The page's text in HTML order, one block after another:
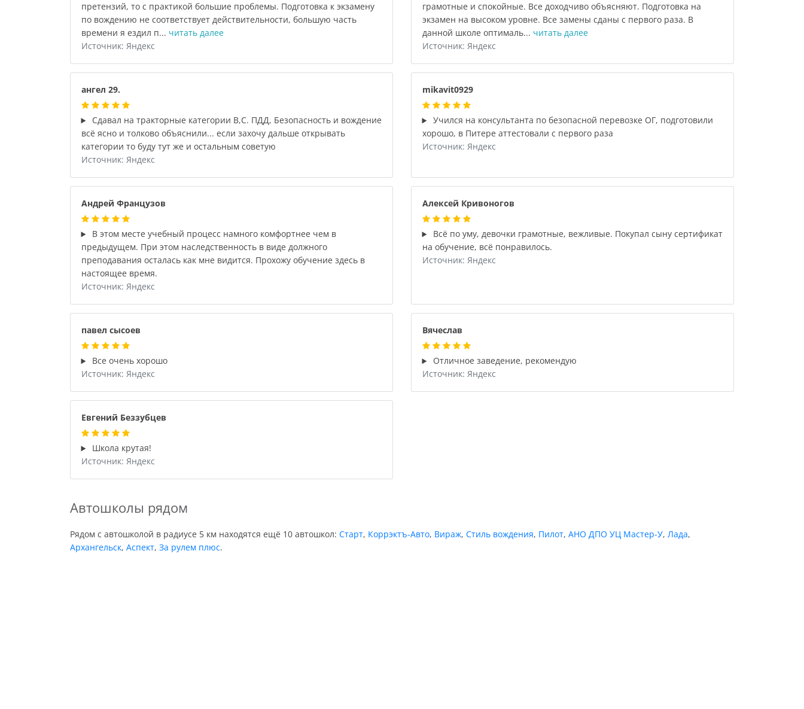
претензий, то с практикой большие проблемы. Подготовка к экзамену
по вождению не соответствует действительности, большую часть
времени я ездил п... читать далее
Источник: Яндекс
грамотные и спокойные. Все доходчиво объясняют. Подготовка на
экзамен на высоком уровне. Все замены сданы с первого раза. В
данной школе оптималь... читать далее
Источник: Яндекс
ангел 29.
Сдавал на тракторные категории В,С. ПДД, Безопасность и вождение
всё ясно и толково объяснили... если захочу дальше открывать
категории то буду тут же и остальным советую
Источник: Яндекс
mikavit0929
Учился на консультанта по безопасной перевозке ОГ, подготовили
хорошо, в Питере аттестовали с первого раза
Источник: Яндекс
Андрей Французов
В этом месте учебный процесс намного комфортнее чем в
предыдущем. При этом наследственность в виде должного
преподавания осталась как мне видится. Прохожу обучение здесь в
настоящее время.
Источник: Яндекс
Алексей Кривоногов
Всё по уму, девочки грамотные, вежливые. Покупал сыну сертификат
на обучение, всё понравилось.
Источник: Яндекс
павел сысоев
Все очень хорошо
Источник: Яндекс
Вячеслав
Отличное заведение, рекомендую
Источник: Яндекс
Евгений Беззубцев
Школа крутая!
Источник: Яндекс
Автошколы рядом
Рядом с автошколой в радиусе 5 км находятся ещё 10 автошкол: Старт, Коррэктъ-Авто, Вираж, Стиль вождения, Пилот, АНО ДПО УЦ Мастер-У, Лада,
Архангельск, Аспект, За рулем плюс.